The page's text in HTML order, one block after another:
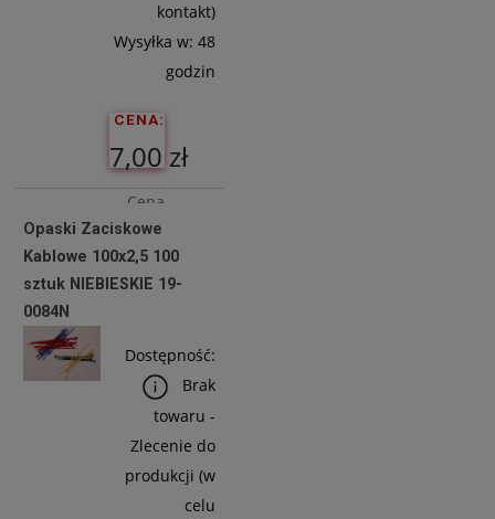
kontakt)
Wysyłka w: 48
godzin
CENA:
7,00 zł
Cena
netto:
5,69 zł
Do
Koszyka
Opaski Zaciskowe
Kablowe 100x2,5 100
sztuk NIEBIESKIE 19-
0084N
Dostępność:
Brak
towaru -
Zlecenie do
produkcji (w
celu